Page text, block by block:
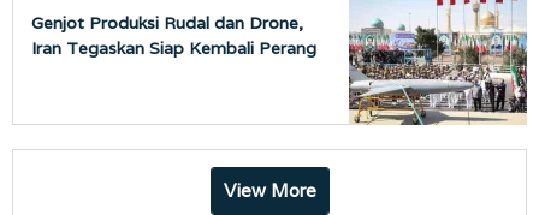
Genjot Produksi Rudal dan Drone,
Iran Tegaskan Siap Kembali Perang
View More